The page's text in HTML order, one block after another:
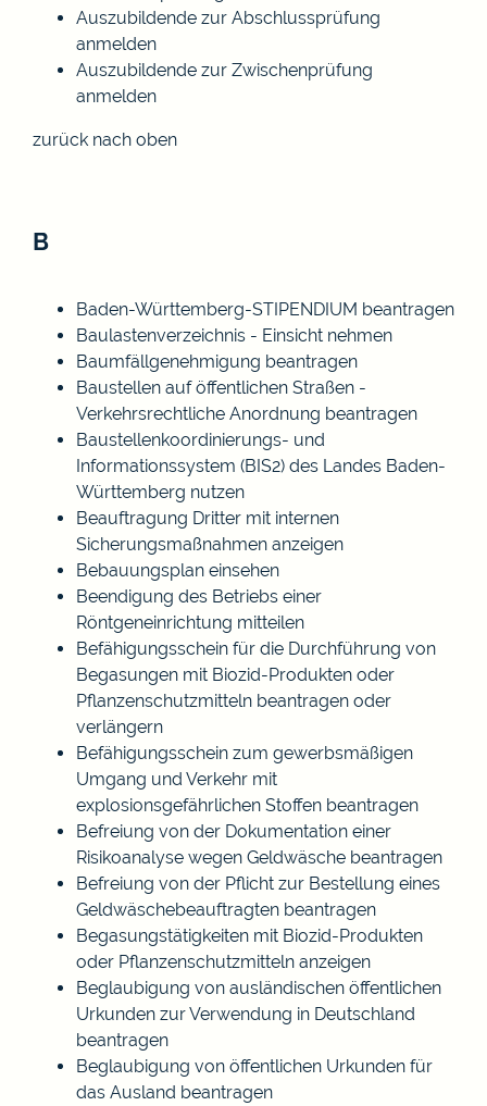
Auszubildende zur Abschlussprüfung
anmelden
Auszubildende zur Zwischenprüfung
anmelden
zurück nach oben
B
Baden-Württemberg-STIPENDIUM beantragen
Baulastenverzeichnis - Einsicht nehmen
Baumfällgenehmigung beantragen
Baustellen auf öffentlichen Straßen -
Verkehrsrechtliche Anordnung beantragen
Baustellenkoordinierungs- und
Informationssystem (BIS2) des Landes Baden-
Württemberg nutzen
Beauftragung Dritter mit internen
Sicherungsmaßnahmen anzeigen
Bebauungsplan einsehen
Beendigung des Betriebs einer
Röntgeneinrichtung mitteilen
Befähigungsschein für die Durchführung von
Begasungen mit Biozid-Produkten oder
Pflanzenschutzmitteln beantragen oder
verlängern
Befähigungsschein zum gewerbsmäßigen
Umgang und Verkehr mit
explosionsgefährlichen Stoffen beantragen
Befreiung von der Dokumentation einer
Risikoanalyse wegen Geldwäsche beantragen
Befreiung von der Pflicht zur Bestellung eines
Geldwäschebeauftragten beantragen
Begasungstätigkeiten mit Biozid-Produkten
oder Pflanzenschutzmitteln anzeigen
Beglaubigung von ausländischen öffentlichen
Urkunden zur Verwendung in Deutschland
beantragen
Beglaubigung von öffentlichen Urkunden für
das Ausland beantragen